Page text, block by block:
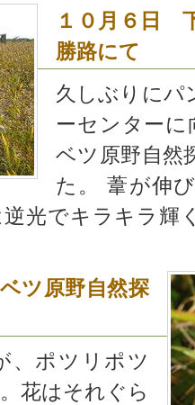
１０月６日
勝路にて
久しぶりにパ
ーセンター
ベツ原野自然
た。 葦が伸
光でキラキラ輝
ツ原野自然探
、ポツリポツ
花はそれぐら